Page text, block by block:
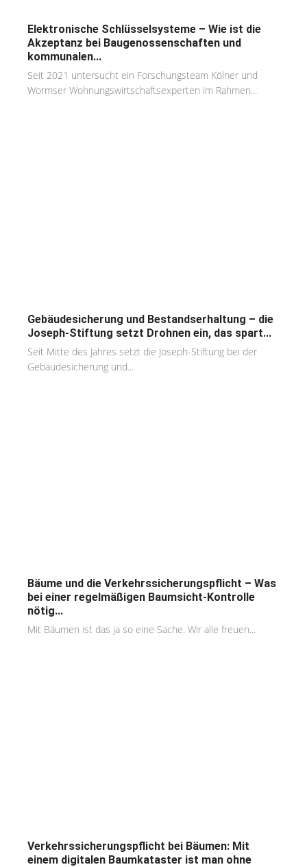
Elektronische Schlüsselsysteme – Wie ist die
Akzeptanz bei Baugenossenschaften und
kommunalen...
Seit 2021 untersucht ein Forschungsteam Kölner und
Wormser Wohnungswirtschaftsexperten im Rahmen...
Gebäudesicherung und Bestandserhaltung – die
Joseph-Stiftung setzt Drohnen ein, das spart...
Seit Mitte des Jahres setzt die Joseph-Stiftung bei der
Gebäudesicherung und...
Bäume und die Verkehrssicherungspflicht – Was
bei einer regelmäßigen Baumsicht-Kontrolle
nötig...
Mit Bäumen ist das ja so eine Sache. Wir alle freuen...
Verkehrssicherungspflicht bei Bäumen: Mit
einem digitalen Baumkataster ist man ohne